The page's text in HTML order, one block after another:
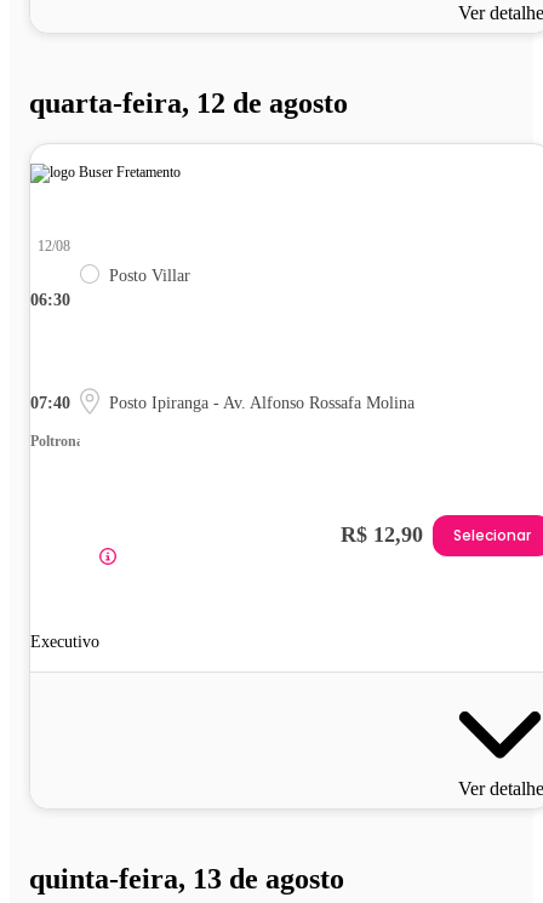
Ver
quarta-feira, 12 de agosto
06:30
12/08
Posto Villar
07:40 Posto Ipiranga - Av. Alfonso Rossafa Molina
Poltrona
Executivo
R$ 12,90 Selecionar
Ver
quinta-feira, 13 de agosto